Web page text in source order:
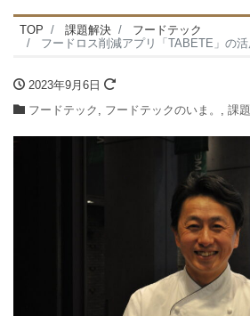
TOP 課題解決
フードテック
フードロス削減アプリ「TABETE」の活用で、この2年のフードロス削減量はなんと2ト
2023年9月6日
フードテック , フードテックのいま。 , 課